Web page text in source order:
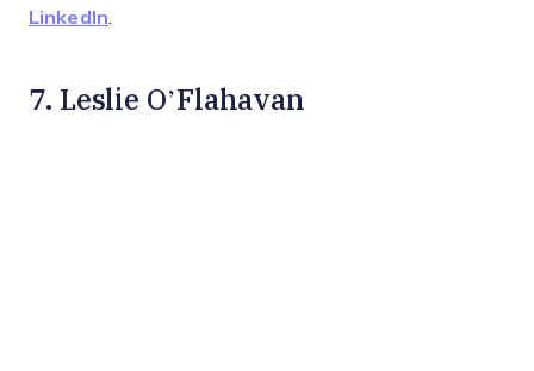
LinkedIn
7. Leslie O’Flahavan